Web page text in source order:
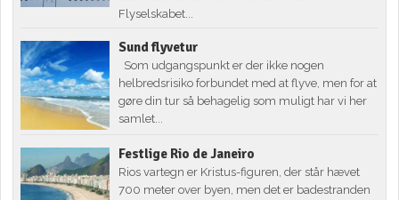
Flyselskabet...
Sund flyvetur
Som udgangspunkt er der ikke nogen
helbredsrisiko forbundet med at flyve, men for at
gøre din tur så behagelig som muligt har vi her
samlet...
Festlige Rio de Janeiro
Rios vartegn er Kristus-figuren, der står hævet
700 meter over byen, men det er badestranden